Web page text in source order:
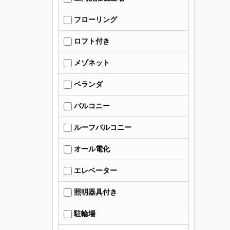
フローリング
ロフト付き
メゾネット
ベランダ
バルコニー
ルーフバルコニー
オール電化
エレベーター
照明器具付き
駐輪場